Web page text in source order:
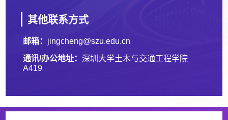
其他联系方式
邮箱： jingcheng@szu.edu.cn
通讯/办公地址： 深圳大学土木与交通工程学院
A419